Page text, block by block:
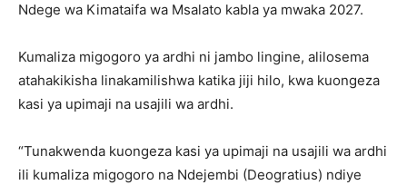
Ndege wa Kimataifa wa Msalato kabla ya mwaka 2027.
Kumaliza migogoro ya ardhi ni jambo lingine, alilosema
atahakikisha linakamilishwa katika jiji hilo, kwa kuongeza
kasi ya upimaji na usajili wa ardhi.
“Tunakwenda kuongeza kasi ya upimaji na usajili wa ardhi
ili kumaliza migogoro na Ndejembi (Deogratius) ndiye